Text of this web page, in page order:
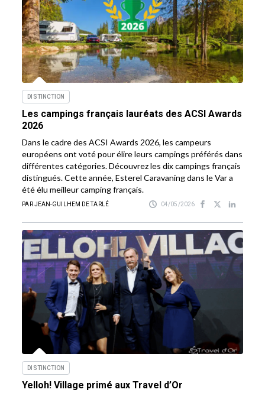
DISTINCTION
Les campings français lauréats des ACSI Awards
2026
Dans le cadre des ACSI Awards 2026, les campeurs
européens ont voté pour élire leurs campings préférés dans
différentes catégories. Découvrez les dix campings français
distingués. Cette année, Esterel Caravaning dans le Var a
été élu meilleur camping français.
PAR JEAN-GUILHEM DE TARLÉ 04/05/2026
DISTINCTION
Yelloh! Village primé aux Travel d’Or